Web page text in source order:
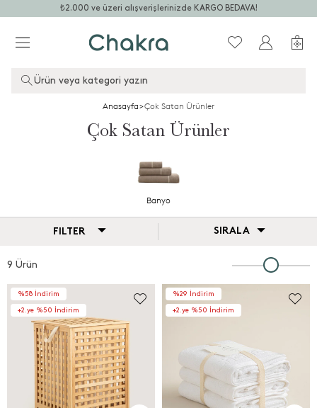
₺2.000 ve üzeri alışverişlerinizde KARGO BEDAVA!
Ürün veya kategori yazın
Anasayfa>Çok Satan Ürünler
Çok Satan Ürünler
Banyo
FILTER SIRALA
9 Ürün
%58 İndirim
+2.ye %50 İndirim
%29 İndirim
+2.ye %50 İndirim